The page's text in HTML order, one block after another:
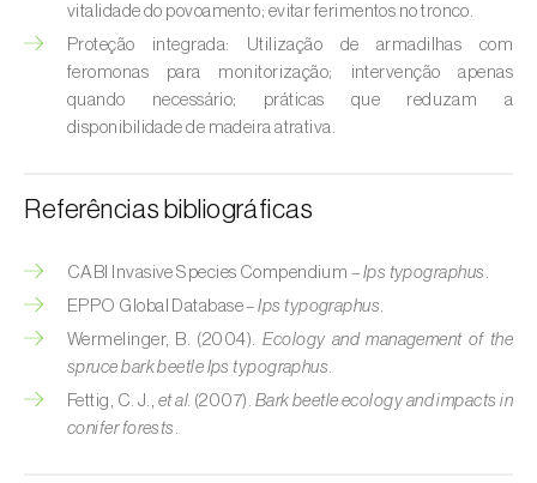
Broca-dos-ramos-do-pessegueiro (Anarsia
lineatella)
Broca-listrada-do-caule-do-arroz (
Chilo
suppressalis)
(Neoleucinodes elegantalis)
Burgo-da-azinheira (Tortrix viridana
Cigarrinha-espumadora (Philaenus
spumarius
vitalidade do povoamento; evitar ferimentos no tronco.
Proteção integrada: Utilização de armadilhas com
feromonas para monitorização; intervenção apenas
quando necessário; práticas que reduzam a
disponibilidade de madeira atrativa.
Referências bibliográficas
CABI Invasive Species Compendium – Ips typographus
EPPO Global Database –Ips typographus
Wermelinger, B. (2004). Ecology and management of the
spruce bark beetle Ips typographus
Fettig, C. J., et al. (2007). Bark beetle ecology and impacts in
conifer forests